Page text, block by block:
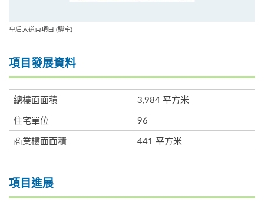
皇后大道東項目 (驊宅)
項目發展資料
總樓面面積
3,984 平方米
住宅單位
96
商業樓面面積
441 平方米
項目進展